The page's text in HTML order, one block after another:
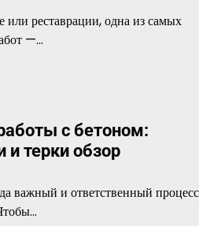
или реставрации, одна из самых
—…
с бетоном:
и терки обзор
важный и ответственный процесс